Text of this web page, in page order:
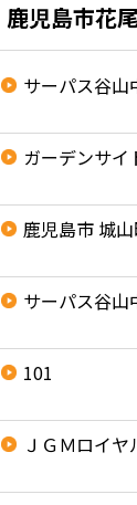
鹿児島市花
サーパス谷山
ガーデンサイ
鹿児島市 城
サーパス谷山
101
ＪＧＭロイ